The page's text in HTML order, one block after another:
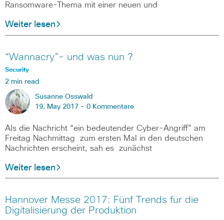
Ransomware-Thema mit einer neuen und
Weiter lesen
“Wannacry”- und was nun ?
Security
2 min read
Susanne Osswald
19. May 2017 - 0 Kommentare
Als die Nachricht “ein bedeutender Cyber-Angriff” am
Freitag Nachmittag zum ersten Mal in den deutschen
Nachrichten erscheint, sah es zunächst
Weiter lesen
Hannover Messe 2017: Fünf Trends für die
Digitalisierung der Produktion